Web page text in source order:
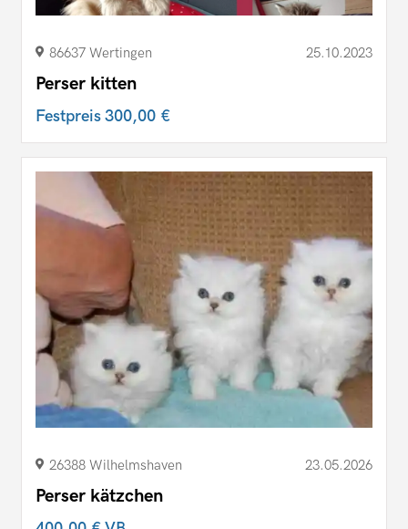
86637 Wertingen 25.10.2023
Perser kitten
Festpreis300,00 €
26388 Wilhelmshaven 23.05.2026
Perser kätzchen